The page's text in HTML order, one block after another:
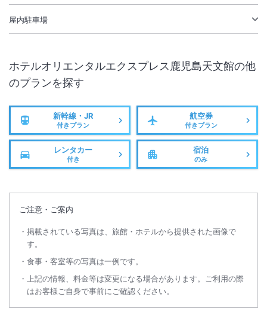
屋内駐車場
ホテルオリエンタルエクスプレス鹿児島天文館の他
のプランを探す
新幹線・JR
付きプラン
航空券
付きプラン
レンタカー
付き
宿泊
のみ
ご注意・ご案内
掲載されている写真は、旅館・ホテルから提供された画像で
す。
食事・客室等の写真は一例です。
上記の情報、料金等は変更になる場合があります。ご利用の際
はお客様ご自身で事前にご確認ください。